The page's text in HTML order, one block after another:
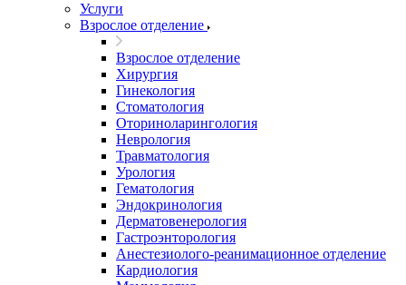
Услуги
Взрослое отделение
Взрослое отделение
Хирургия
Гинекология
Стоматология
Оториноларингология
Неврология
Травматология
Урология
Гематология
Эндокринология
Дерматовенерология
Гастроэнторология
Анестезиолого-реанимационное отделение
Кардиология